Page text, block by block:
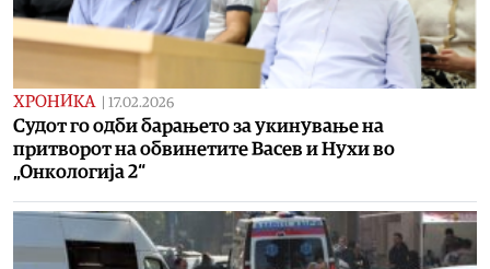
ХРОНИКА 17.02.2026
Судот го одби барањето за укинување на
притворот на обвинетите Васев и Нухи во
„Онкологија 2“